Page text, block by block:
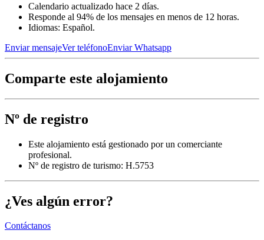
Calendario actualizado hace 2 días.
Responde al 94% de los mensajes en menos de 12 horas.
Idiomas: Español.
Enviar mensajeVer teléfonoEnviar Whatsapp
Comparte este alojamiento
Nº de registro
Este alojamiento está gestionado por un comerciante
profesional.
Nº de registro de turismo: H.5753
¿Ves algún error?
Contáctanos